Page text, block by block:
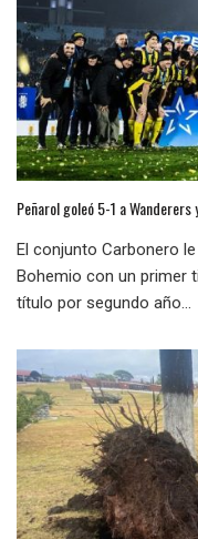
Peñarol goleó 5-1 a
El conjunto Carbonero
Bohemio con un primer
título por segundo año...